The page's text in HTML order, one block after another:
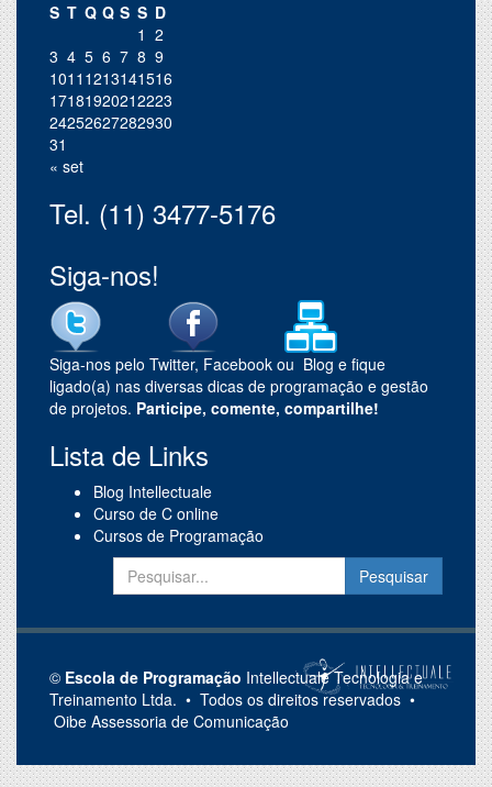
S T Q Q S S D
1 2
3 4 5 6 7 8 9
1011 1213141516
17181920212223
24252627282930
31
« set
Tel. (11) 3477-5176
Siga-nos!
Siga-nos pelo Twitter, Facebook ou Blog e fique
ligado(a) nas diversas dicas de programação e gestão
de projetos. Participe, comente, compartilhe!
Lista de Links
Blog Intellectuale
Curso de C online
Cursos de Programação
© Escola de Programação Intellectuale Tecnologia e
Treinamento Ltda. • Todos os direitos reservados •
Oibe Assessoria de Comunicação